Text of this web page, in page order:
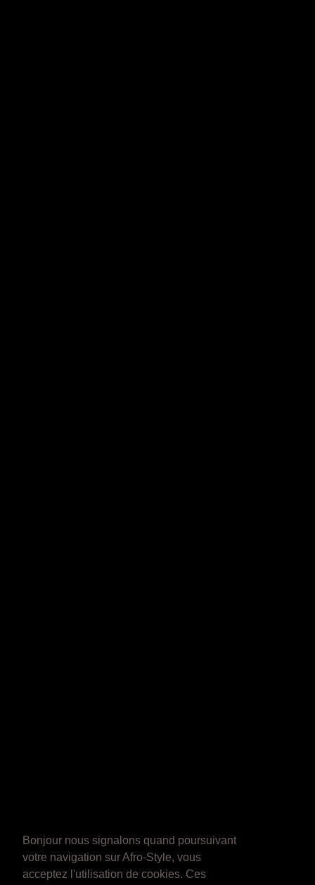
Bonjour nous signalons quand poursuivant
votre navigation sur Afro-Style, vous
acceptez l'utilisation de cookies. Ces